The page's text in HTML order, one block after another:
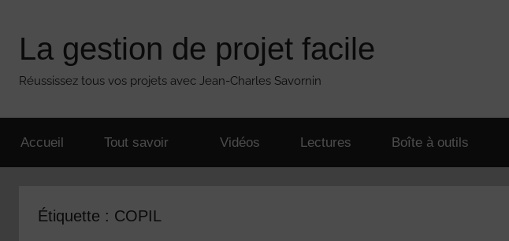
contenu
La gestion de projet facile
Réussissez tous vos projets avec Jean-Charles Savornin
Accueil Tout savoir Vidéos Lectures Boîte à outils
Étiquette : COPIL